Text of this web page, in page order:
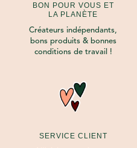
BON POUR VOUS ET
LA PLANÈTE
Créateurs indépendants,
bons produits & bonnes
conditions de travail !
SERVICE CLIENT